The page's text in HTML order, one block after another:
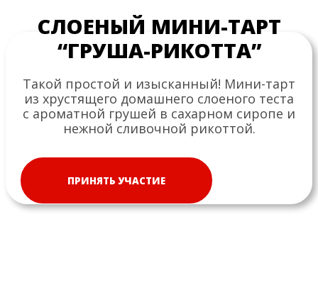
СЛОЕНЫЙ МИНИ-ТАРТ
“ГРУША-РИКОТТА”
Такой простой и изысканный! Мини-тарт
из хрустящего домашнего слоеного теста
с ароматной грушей в сахарном сиропе и
нежной сливочной рикоттой.
ПРИНЯТЬ УЧАСТИЕ